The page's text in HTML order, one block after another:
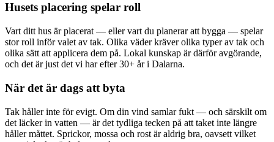
Husets placering spelar roll
Vart ditt hus är placerat — eller vart du planerar att bygga — spelar
stor roll inför valet av tak. Olika väder kräver olika typer av tak och
olika sätt att applicera dem på. Lokal kunskap är därför avgörande,
och det är just det vi har efter 30+ år i Dalarna.
När det är dags att byta
Tak håller inte för evigt. Om din vind samlar fukt — och särskilt om
det läcker in vatten — är det tydliga tecken på att taket inte längre
håller måttet. Sprickor, mossa och rost är aldrig bra, oavsett vilket